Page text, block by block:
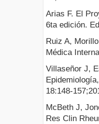
Arias F. El
6ta edición.
Ruiz A,
Médica
Villaseñor J,
18:148-
McBeth J,
Res Clin